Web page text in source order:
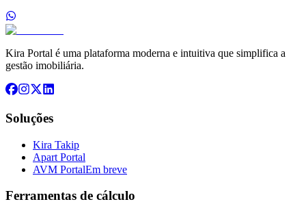
Kira Portal é uma plataforma moderna e intuitiva que simplifica a
gestão imobiliária.
Soluções
Kira Takip
Apart Portal
AVM PortalEm breve
Ferramentas de cálculo